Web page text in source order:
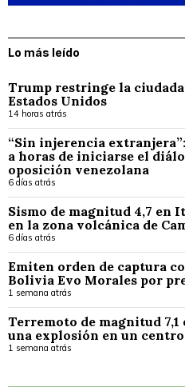
Lo más leído
Trump restringe la
Estados Unidos
14 horas atrás
“Sin injerencia
a horas de iniciarse el
oposición venezolana
6 días atrás
Sismo de magnitud 4,7 en
en la zona volcánica de
6 días atrás
Emiten orden de captura
Bolivia Evo Morales por
1 semana atrás
Terremoto de magnitud
una explosión en un
1 semana atrás